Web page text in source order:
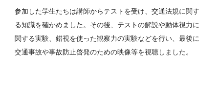
参加した学生たちは講師からテストを受け、交通法規に関す
る知識を確かめました。その後、テストの解説や動体視力に
関する実験、錯視を使った観察力の実験などを行い、最後に
交通事故や事故防止啓発のための映像等を視聴しました。